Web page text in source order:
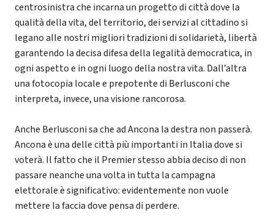
centrosinistra che incarna un progetto di città dove la
qualità della vita, del territorio, dei servizi al cittadino si
legano alle nostri migliori tradizioni di solidarietà, libertà
garantendo la decisa difesa della legalità democratica, in
ogni aspetto e in ogni luogo della nostra vita. Dall’altra
una fotocopia locale e prepotente di Berlusconi che
interpreta, invece, una visione rancorosa.
Anche Berlusconi sa che ad Ancona la destra non passerà.
Ancona è una delle città più importanti in Italia dove si
voterà. Il fatto che il Premier stesso abbia deciso di non
passare neanche una volta in tutta la campagna
elettorale è significativo: evidentemente non vuole
mettere la faccia dove pensa di perdere.